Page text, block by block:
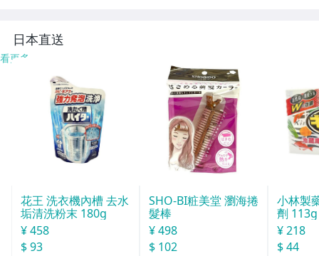
日本直送
看更多
花王 洗衣機內槽 去水
垢清洗粉末 180g
¥ 458
$ 93
SHO-BI粧美堂 瀏海捲
髮棒
¥ 498
$ 102
小林製
劑 113g
¥ 218
$ 44